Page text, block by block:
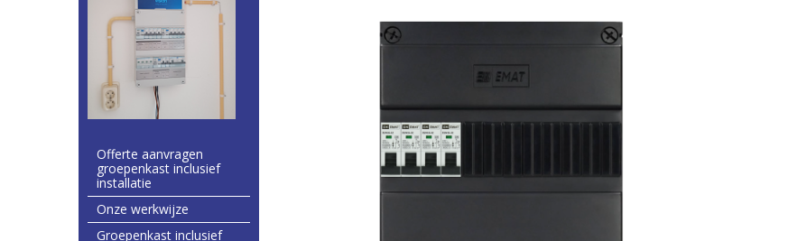
Offerte aanvragen
groepenkast inclusief
installatie
Onze werkwijze
Groepenkast inclusief